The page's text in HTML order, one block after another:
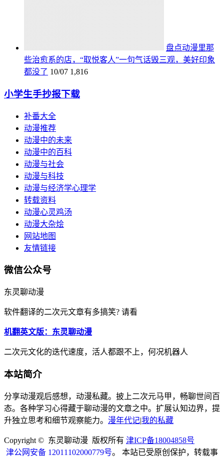
盘点动漫里那
些治愈系的店，“取悦客人”一句气话毁三观，美好印象
都没了 10/07 1,816
小学生手抄报下载
补番大全
动漫推荐
动漫中的未来
动漫中的百科
动漫与社会
动漫与科技
动漫与经济学心理学
转载资料
动漫心灵鸡汤
动漫大杂烩
网站地图
友情链接
微信公众号
东灵聊动漫
软件翻译的二次元文章有多搞笑? 请看
机翻英文版：东灵聊动漫
二次元文化的迭代速度，活人都跟不上，何况机器人
本站简介
分享动漫观后感想，动漫私藏。披上二次元马甲，畅聊世间百
态。各种学习心得藏于聊动漫的文章之中。扩展认知边界，提
升独立思考和细节观察能力。 漫年代记|我的私藏
Copyright © 东灵聊动漫 版权所有 津ICP备18004858号
津公网安备 12011102000779号。 本站已受原创保护，转载事